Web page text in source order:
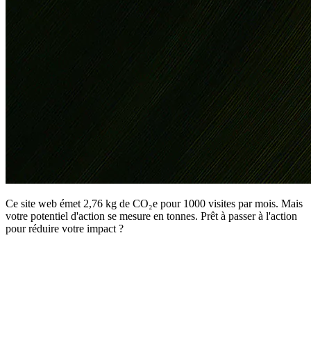
Ce site web émet 2,76 kg de CO₂e pour 1000 visites par mois. Mais
votre potentiel d'action se mesure en tonnes. Prêt à passer à l'action
pour réduire votre impact ?